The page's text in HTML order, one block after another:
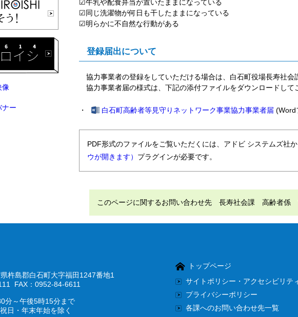
☑牛乳や配食弁当が置いたままになっている
☑同じ洗濯物が何日も干したままになっている
☑明らかに不自然な行動がある
登録届出について
協力事業者の登録をしていただける場合は、白石町役場長寿社会
協力事業者届の様式は、下記の添付ファイルをダウンロードして
・ 白石町高齢者等見守りネットワーク事業協力事業者届 (Word
PDF形式のファイルをご覧いただくには、アドビ システムズ社
ウが開きます） プラグインが必要です。
このページに関するお問い合わせ先 長寿社会課 高齢者係
杵島郡白石町大字福田1247番地1
FAX：0952-84-6611
分～午後5時15分まで
日・年末年始を除く
トップページ
サイトポリシー・アクセシビリテ
プライバシーポリシー
各課へのお問い合わせ先一覧